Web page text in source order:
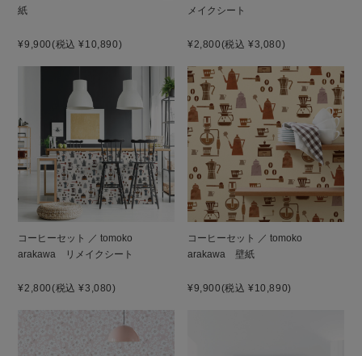
紙
¥9,900(税込 ¥10,890)
メイクシート
¥2,800(税込 ¥3,080)
コーヒーセット ／ tomoko
arakawa リメイクシート
¥2,800(税込 ¥3,080)
コーヒーセット ／ tomoko
arakawa 壁紙
¥9,900(税込 ¥10,890)